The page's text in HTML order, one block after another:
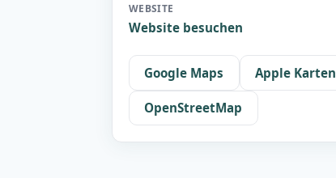
WEBSITE
Website besuchen
Google Maps Apple Karten
OpenStreetMap